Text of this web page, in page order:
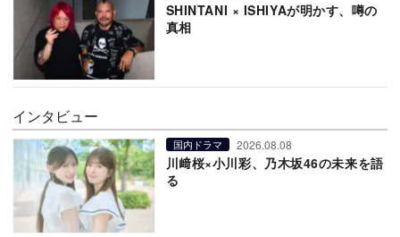
SHINTANI × ISHIYAが明かす、噂の
真相
インタビュー
国内ドラマ 2026.08.08
川﨑桜×小川彩、乃木坂46の未来を語
る